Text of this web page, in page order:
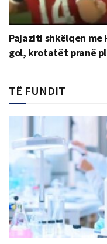
Pajaziti shkëlqen
gol, krotatët pranë
TË FUNDIT